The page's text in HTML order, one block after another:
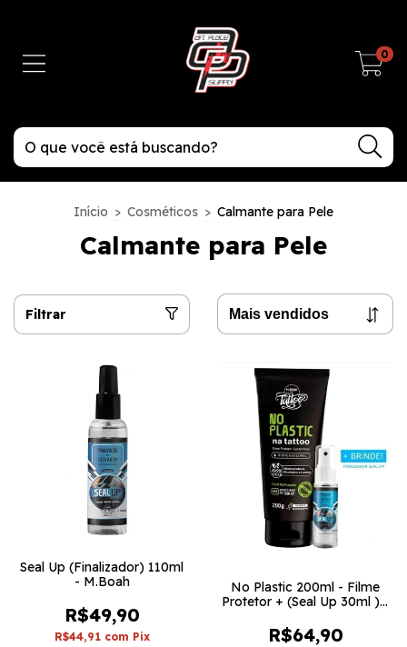
0
Início > Cosméticos > Calmante para Pele
Calmante para Pele
Filtrar
Seal Up (Finalizador) 110ml
- M.Boah
R$49,90
R$44,91 com Pix
No Plastic 200ml - Filme
Protetor + (Seal Up 30ml ) -
R$64,90